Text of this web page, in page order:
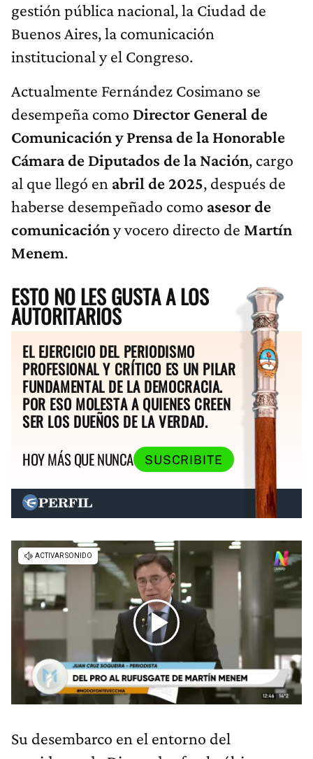
gestión pública nacional, la Ciudad de
Buenos Aires, la comunicación
institucional y el Congreso.
Actualmente Fernández Cosimano se
desempeña como Director General de
Comunicación y Prensa de la Honorable
Cámara de Diputados de la Nación, cargo
al que llegó en abril de 2025, después de
haberse desempeñado como asesor de
comunicacióny vocero directo de Martín
Menem.
ESTO NO LES GUSTA A LOS
AUTORITARIOS
EL EJERCICIO DEL PERIODISMO
PROFESIONAL Y CRÍTICO ES UN PILAR
FUNDAMENTAL DE LA DEMOCRACIA.
POR ESO MOLESTA A QUIENES CREEN
SER LOS DUEÑOS DE LA VERDAD.
HOY MÁS QUE NUNCA
SUSCRIBITE
Su desembarco en el entorno del